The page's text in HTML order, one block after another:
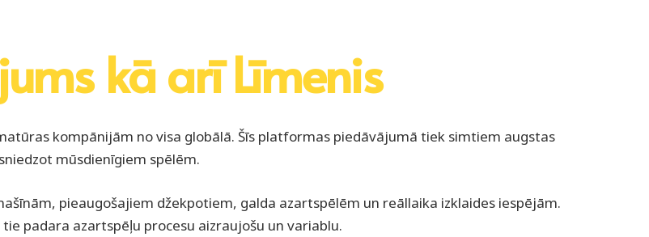
kā arī Līmenis
kompānijām no visa globālā. Šīs platformas piedāvājumā tiek simtiem augstas
mūsdienīgiem spēlēm.
pieaugošajiem džekpotiem, galda azartspēlēm un reāllaika izklaides iespējām.
padara azartspēļu procesu aizraujošu un variablu.